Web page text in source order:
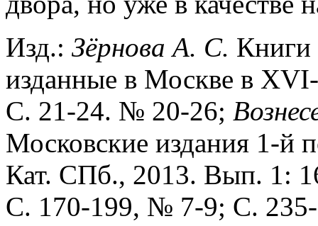
Изд.: Зёрнова А. С. Книги
изданные в Москве в
С. 21-24. № 20-26;
Московские издания 1-
Кат. СПб., 2013. Вып. 1:
С. 170-199, № 7-9; С.